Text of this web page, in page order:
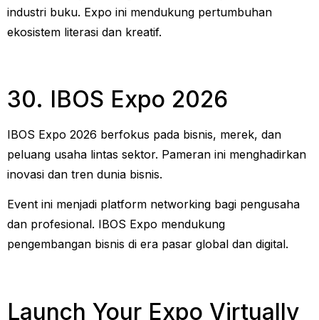
industri buku. Expo ini mendukung pertumbuhan
ekosistem literasi dan kreatif.
30. IBOS Expo 2026
IBOS Expo 2026 berfokus pada bisnis, merek, dan
peluang usaha lintas sektor. Pameran ini menghadirkan
inovasi dan tren dunia bisnis.
Event ini menjadi platform networking bagi pengusaha
dan profesional. IBOS Expo mendukung
pengembangan bisnis di era pasar global dan digital.
Launch Your Expo Virtually